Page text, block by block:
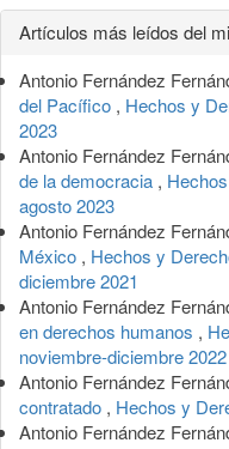
Detalles
del
artículo
Artículos más leídos del
Antonio Fernández
del Pacífico , Hechos y
2023
Antonio Fernández
de la democracia ,
agosto 2023
Antonio Fernández
México , Hechos y
diciembre 2021
Antonio Fernández
en derechos humanos ,
noviembre-diciembre 2022
Antonio Fernández
contratado , Hechos y
Antonio Fernández